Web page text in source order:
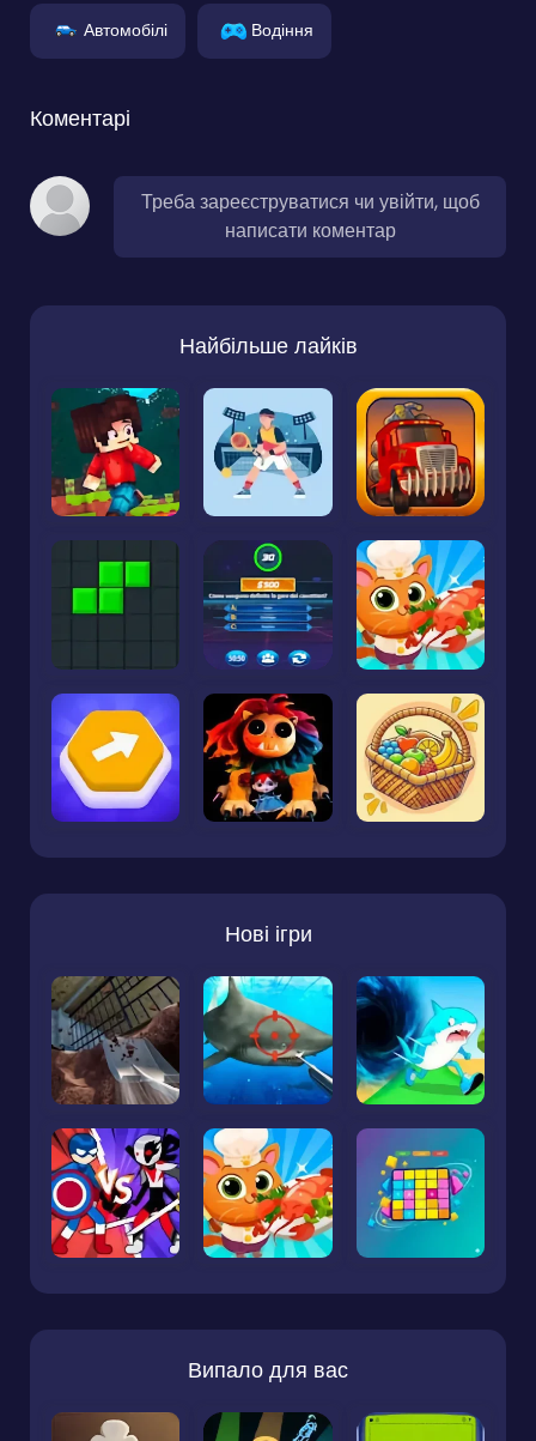
Автомобілі Водіння
Коментарі
Треба зареєструватися чи увійти, щоб
написати коментар
Найбільше лайків
Нові ігри
Випало для вас